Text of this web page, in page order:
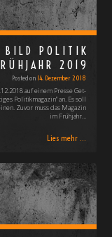
BILD POLITIK
2019
Posted on 14. Dezember 2018
auf einem Presse Get-
Politikmagazin" an. Es soll
Zuvor muss das Magazin
im Frühjahr…
Lies mehr ...